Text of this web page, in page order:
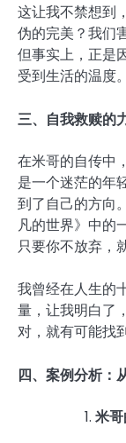
这让我不禁想到
伪的完美？我们
但事实上，正是
受到生活的温度。
三、自我救赎的
在米哥的自传中
是一个迷茫的年
到了自己的方向
凡的世界》中的
只要你不放弃，
我曾经在人生的
量，让我明白了
对，就有可能找
四、案例分析：
米